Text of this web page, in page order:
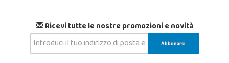
Ricevi tutte le nostre promozioni e novità